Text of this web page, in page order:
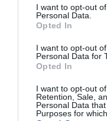
I want to opt-out
Personal Data.
Opted In
I want to opt-out
Personal Data for
Opted In
I want to opt-out
Retention, Sale,
Personal Data
Purposes for
Per la seva banda,
companyia familiar,
"aquest
l’Oriol i la mateixa
reconeixement a
basada en la